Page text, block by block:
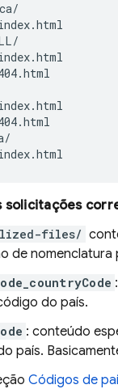
solicitações
files/
de
do país.
: conteúdo
país.
Códigos de